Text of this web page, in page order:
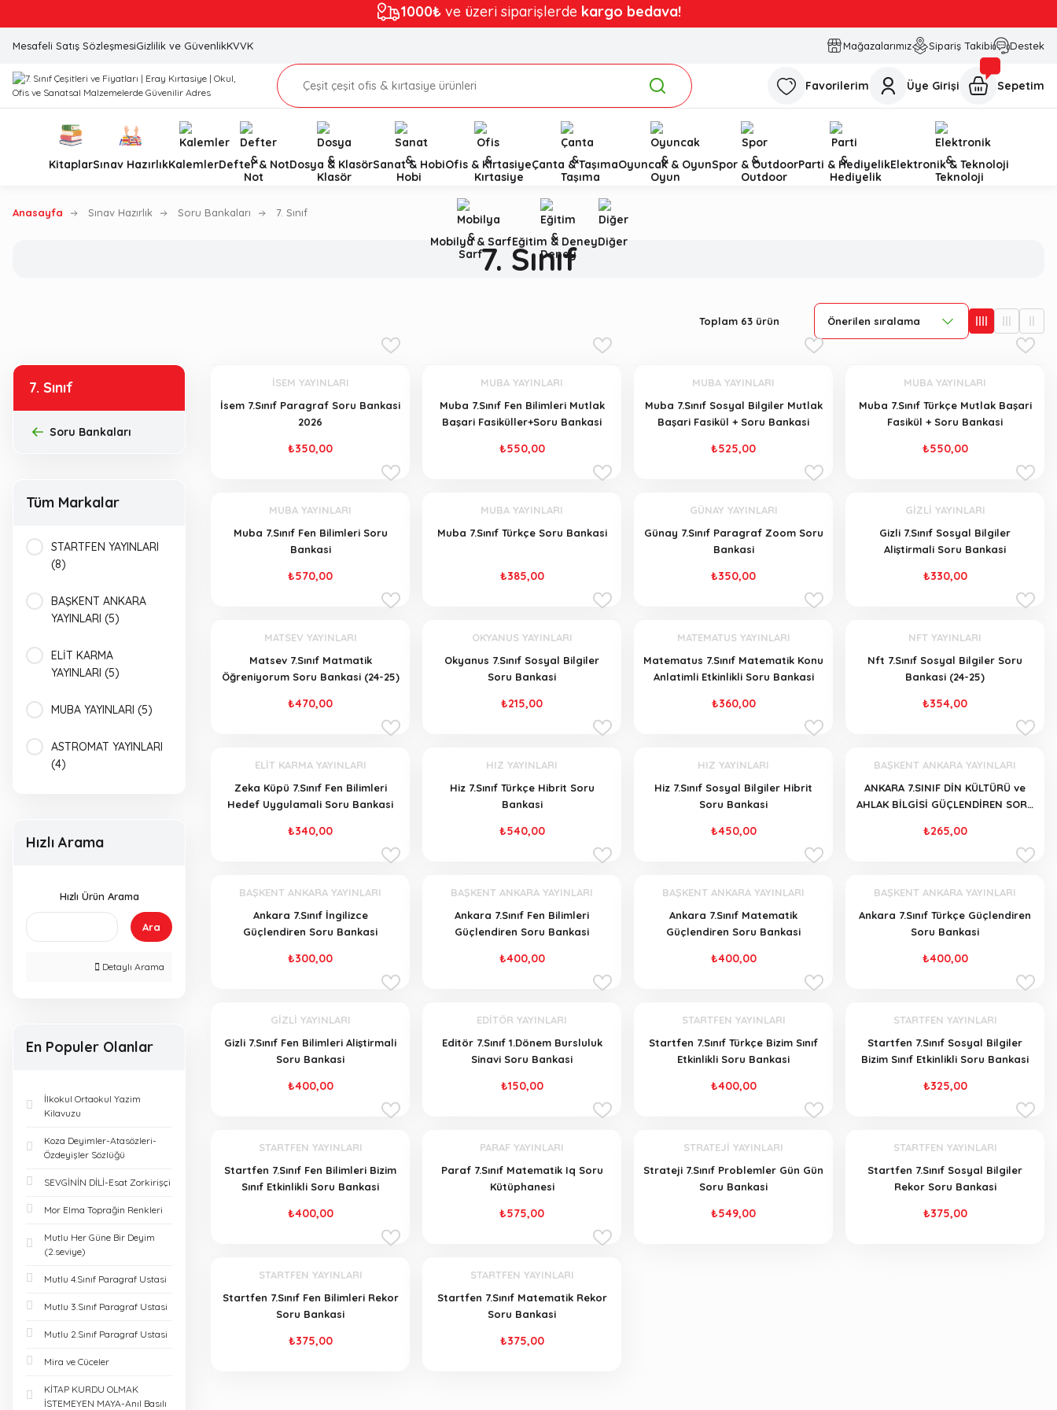
1000₺ve üzeri siparişlerde kargo bedava!
Mesafeli Satış SözleşmesiGizlilik ve GüvenlikKVVK Mağazalarımız Sipariş Takibi Destek
Favorilerim Üye Girişi Sepetim
KitaplarSınav HazırlıkKalemlerDefter & NotDosya & KlasörSanat & HobiOfis & KırtasiyeÇanta & TaşımaOyuncak & OyunSpor & OutdoorParti & HediyelikElektronik & Teknoloji
Mobilya & SarfEğitim & DeneyDiğer
Anasayfa Sınav Hazırlık Soru Bankaları 7. Sınıf
7. Sınıf
Toplam 63 ürün
7. Sınıf
Soru Bankaları
Tüm Markalar
STARTFEN YAYINLARI
(8)
BAŞKENT ANKARA
YAYINLARI (5)
ELİT KARMA
YAYINLARI (5)
MUBA YAYINLARI (5)
ASTROMAT YAYINLARI
(4)
OKSİJEN YAYINLARI
YANIT YAYINLARI (4)
HIZ YAYINLARI (2)
PARAF YAYINLARI (2)
ALTINKARMA
BEŞ YILDIZ YAYINLARI
EDİTÖR YAYINLARI (1)
GÜNAY YAYINLARI (1)
İSEM YAYINLARI (1)
LODOS YAYINLARI (1)
Hızlı Arama
Hızlı Ürün Arama
Ara
Detaylı Arama
En Populer Olanlar
İlkokul Ortaokul Yazim
Kilavuzu
Koza Deyimler-Atasözleri-
Özdeyişler Sözlüğü
SEVGİNİN DİLİ-Esat Zorkirişçi
Mor Elma Toprağin Renkleri
Mutlu Her Güne Bir Deyim
(2.seviye)
Mutlu 4.Sınıf Paragraf Ustasi
Mutlu 3.Sınıf Paragraf Ustasi
Mutlu 2.Sınıf Paragraf Ustasi
Mira ve Cüceler
KİTAP KURDU OLMAK
İSTEMEYEN MAYA-Anıl Basılı
İSEM YAYINLARI
İsem 7.Sınıf Paragraf Soru Bankasi
2026
₺350,00
MUBA YAYINLARI
Muba 7.Sınıf Fen Bilimleri Mutlak
Başari Fasiküller+Soru Bankasi
₺550,00
MUBA YAYINLARI
Muba 7.Sınıf Sosyal Bilgiler Mutlak
Başari Fasikül + Soru Bankasi
₺525,00
MUBA YAYINLARI
Muba 7.Sınıf Türkçe Mutlak Başari
Fasikül + Soru Bankasi
₺550,00
MUBA YAYINLARI
Muba 7.Sınıf Fen Bilimleri Soru
Bankasi
₺570,00
MUBA YAYINLARI
Muba 7.Sınıf Türkçe Soru Bankasi
₺385,00
GÜNAY YAYINLARI
Günay 7.Sınıf Paragraf Zoom Soru
Bankasi
₺350,00
GİZLİ YAYINLARI
Gizli 7.Sınıf Sosyal Bilgiler
Aliştirmali Soru Bankasi
₺330,00
MATSEV YAYINLARI
Matsev 7.Sınıf Matmatik
Öğreniyorum Soru Bankasi (24-25)
₺470,00
OKYANUS YAYINLARI
Okyanus 7.Sınıf Sosyal Bilgiler
Soru Bankasi
₺215,00
MATEMATUS YAYINLARI
Matematus 7.Sınıf Matematik Konu
Anlatimli Etkinlikli Soru Bankasi
₺360,00
NFT YAYINLARI
Nft 7.Sınıf Sosyal Bilgiler Soru
Bankasi (24-25)
₺354,00
ELİT KARMA YAYINLARI
Zeka Küpü 7.Sınıf Fen Bilimleri
Hedef Uygulamali Soru Bankasi
₺340,00
HIZ YAYINLARI
Hiz 7.Sınıf Türkçe Hibrit Soru
Bankasi
₺540,00
HIZ YAYINLARI
Hiz 7.Sınıf Sosyal Bilgiler Hibrit
Soru Bankasi
₺450,00
BAŞKENT ANKARA YAYINLARI
ANKARA 7.SINIF DİN KÜLTÜRÜ ve
AHLAK BİLGİSİ GÜÇLENDİREN SORU
₺265,00
BAŞKENT ANKARA YAYINLARI
Ankara 7.Sınıf İngilizce
Güçlendiren Soru Bankasi
₺300,00
BAŞKENT ANKARA YAYINLARI
Ankara 7.Sınıf Fen Bilimleri
Güçlendiren Soru Bankasi
₺400,00
BAŞKENT ANKARA YAYINLARI
Ankara 7.Sınıf Matematik
Güçlendiren Soru Bankasi
₺400,00
BAŞKENT ANKARA YAYINLARI
Ankara 7.Sınıf Türkçe Güçlendiren
Soru Bankasi
₺400,00
GİZLİ YAYINLARI
Gizli 7.Sınıf Fen Bilimleri Aliştirmali
Soru Bankasi
₺400,00
EDİTÖR YAYINLARI
Editör 7.Sınıf 1.Dönem Bursluluk
Sinavi Soru Bankasi
₺150,00
STARTFEN YAYINLARI
Startfen 7.Sınıf Türkçe Bizim Sınıf
Etkinlikli Soru Bankasi
₺400,00
STARTFEN YAYINLARI
Startfen 7.Sınıf Sosyal Bilgiler
Bizim Sınıf Etkinlikli Soru Bankasi
₺325,00
STARTFEN YAYINLARI
Startfen 7.Sınıf Fen Bilimleri Bizim
Sınıf Etkinlikli Soru Bankasi
₺400,00
PARAF YAYINLARI
Paraf 7.Sınıf Matematik Iq Soru
Kütüphanesi
₺575,00
STRATEJİ YAYINLARI
Strateji 7.Sınıf Problemler Gün Gün
Soru Bankasi
₺549,00
STARTFEN YAYINLARI
Startfen 7.Sınıf Sosyal Bilgiler
Rekor Soru Bankasi
₺375,00
STARTFEN YAYINLARI
Startfen 7.Sınıf Fen Bilimleri Rekor
Soru Bankasi
₺375,00
STARTFEN YAYINLARI
Startfen 7.Sınıf Matematik Rekor
Soru Bankasi
₺375,00